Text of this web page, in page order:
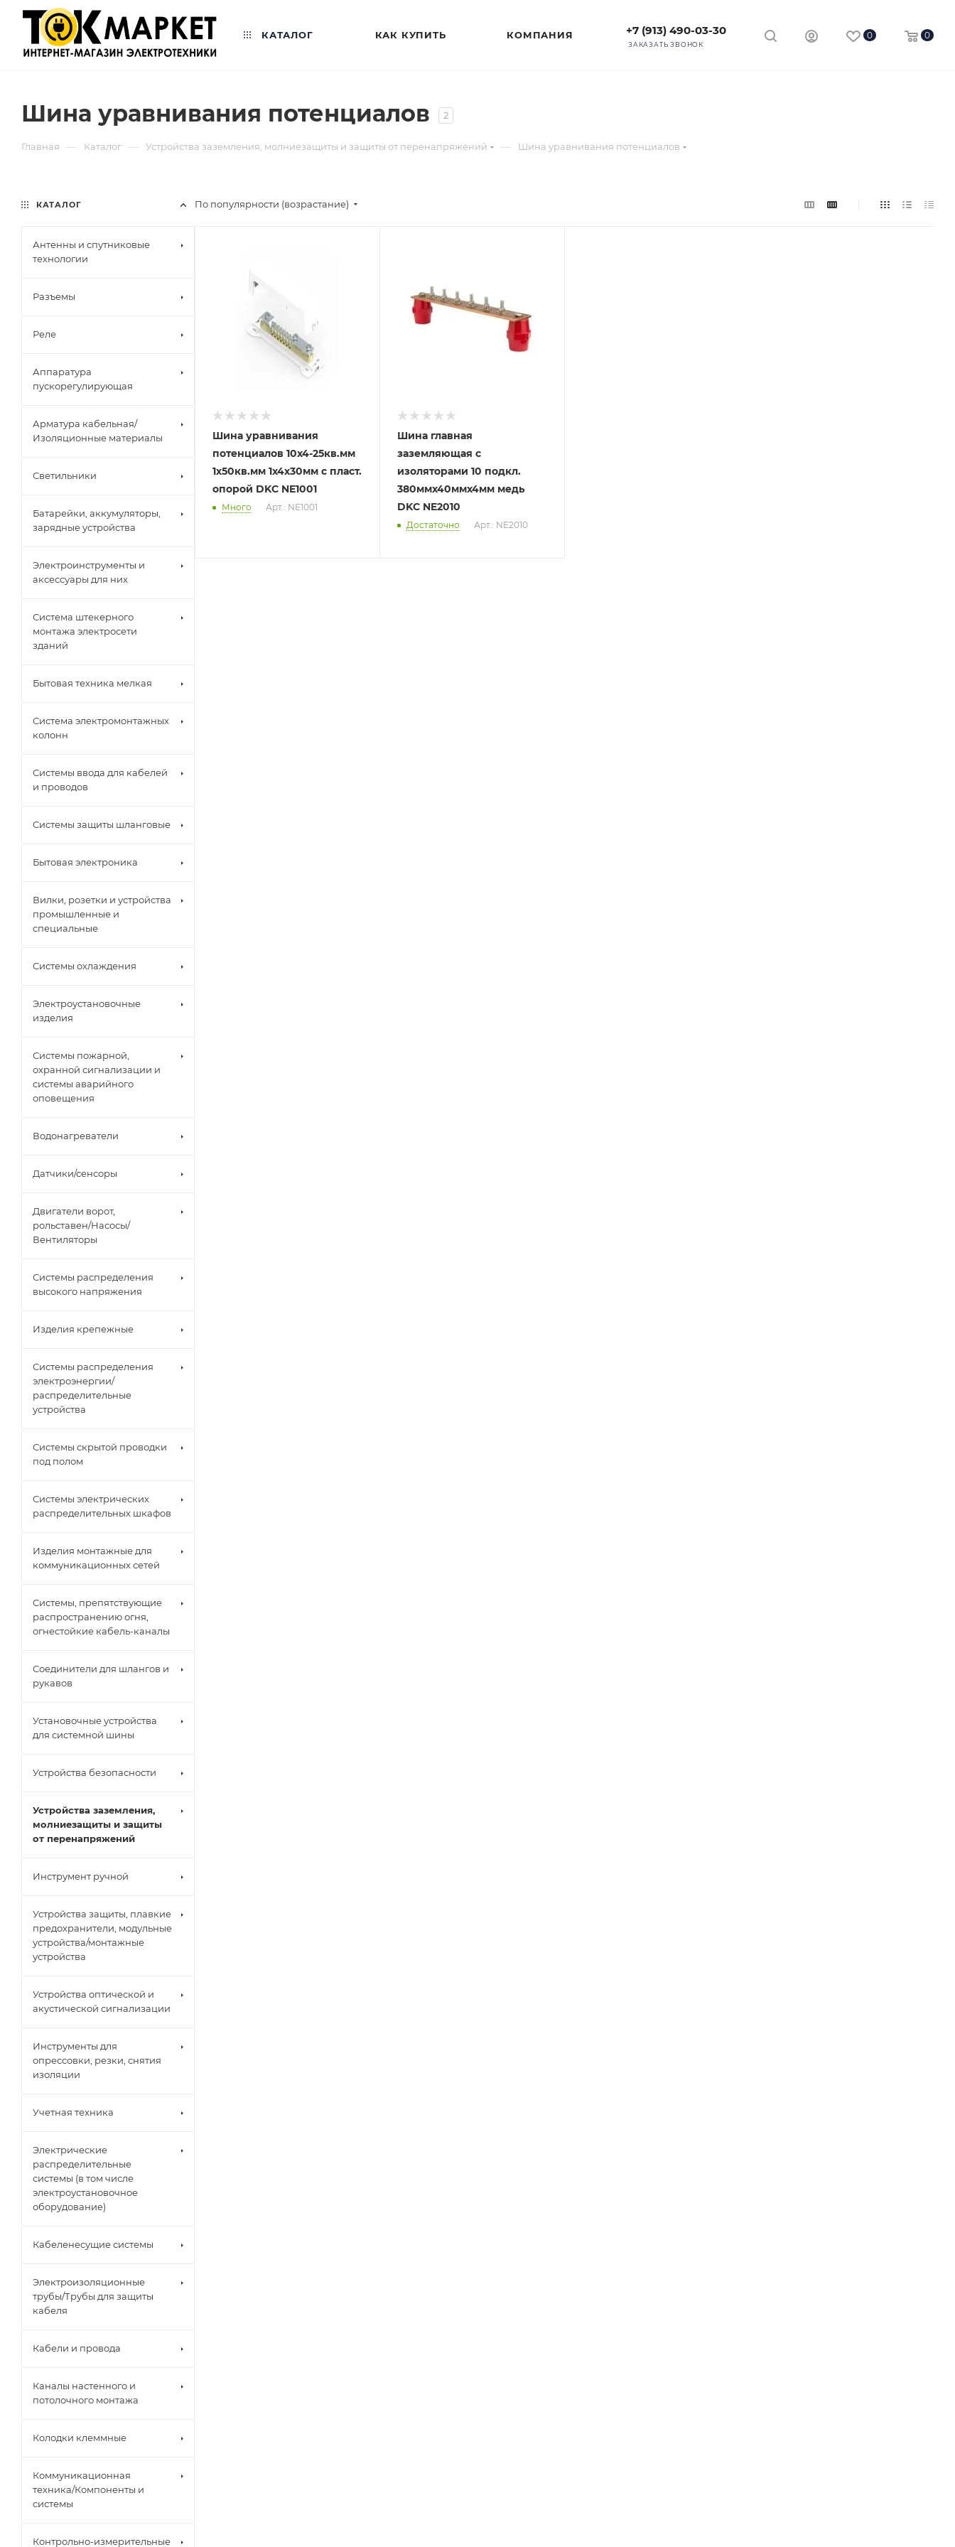
+7 (913) 490-03-30
ЗАКАЗАТЬ ЗВОНОК
0 0
КАТАЛОГ КАК КУПИТЬ КОМПАНИЯ
Шина уравнивания потенциалов 2
Главная — Каталог — Устройства заземления, молниезащиты и защиты от перенапряжений — Шина уравнивания потенциалов
По популярности (возрастание)
Шина уравнивания
потенциалов 10х4-25кв.мм
1х50кв.мм 1х4х30мм с пласт.
опорой DKC NE1001
Много Арт.: NE1001
Шина главная
заземляющая с
изоляторами 10 подкл.
380ммх40ммх4мм медь
DKC NE2010
Достаточно Арт.: NE2010
КАТАЛОГ
Антенны и спутниковые
технологии
Разъемы
Реле
Аппаратура
пускорегулирующая
Арматура кабельная/
Изоляционные материалы
Светильники
Батарейки, аккумуляторы,
зарядные устройства
Электроинструменты и
аксессуары для них
Система штекерного
монтажа электросети
зданий
Бытовая техника мелкая
Система электромонтажных
колонн
Системы ввода для кабелей
и проводов
Системы защиты шланговые
Бытовая электроника
Вилки, розетки и устройства
промышленные и
специальные
Системы охлаждения
Электроустановочные
изделия
Системы пожарной,
охранной сигнализации и
системы аварийного
оповещения
Водонагреватели
Датчики/сенсоры
Двигатели ворот,
рольставен/Насосы/
Вентиляторы
Системы распределения
высокого напряжения
Изделия крепежные
Системы распределения
электроэнергии/
распределительные
устройства
Системы скрытой проводки
под полом
Системы электрических
распределительных шкафов
Изделия монтажные для
коммуникационных сетей
Системы, препятствующие
распространению огня,
огнестойкие кабель-каналы
Соединители для шлангов и
рукавов
Установочные устройства
для системной шины
Устройства безопасности
Устройства заземления,
молниезащиты и защиты
от перенапряжений
Инструмент ручной
Устройства защиты, плавкие
предохранители, модульные
устройства/монтажные
устройства
Устройства оптической и
акустической сигнализации
Инструменты для
опрессовки, резки, снятия
изоляции
Учетная техника
Электрические
распределительные
системы (в том числе
электроустановочное
оборудование)
Кабеленесущие системы
Электроизоляционные
трубы/Трубы для защиты
кабеля
Кабели и провода
Каналы настенного и
потолочного монтажа
Колодки клеммные
Коммуникационная
техника/Компоненты и
системы
Контрольно-измерительные